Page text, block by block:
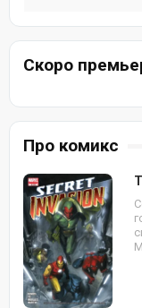
Скоро
Про комикс